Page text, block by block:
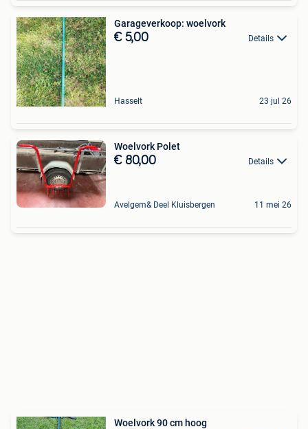
Garageverkoop: woelvork
€ 5,00 Details
Hasselt 23 jul 26
Woelvork Polet
€ 80,00 Details
Avelgem& Deel Kluisbergen 11 mei 26
Woelvork 90 cm hoog